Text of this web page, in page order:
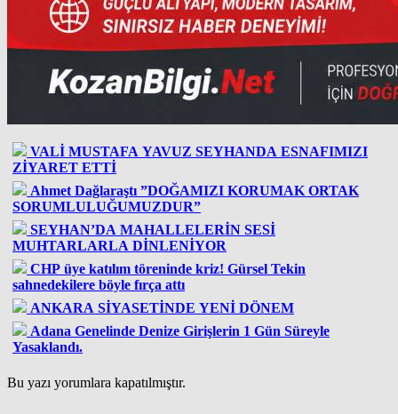
VALİ MUSTAFA YAVUZ SEYHANDA ESNAFIMIZI
ZİYARET ETTİ
Ahmet Dağlaraştı ”DOĞAMIZI KORUMAK ORTAK
SORUMLULUĞUMUZDUR”
SEYHAN’DA MAHALLELERİN SESİ
MUHTARLARLA DİNLENİYOR
CHP üye katılım töreninde kriz! Gürsel Tekin
sahnedekilere böyle fırça attı
ANKARA SİYASETİNDE YENİ DÖNEM
Adana Genelinde Denize Girişlerin 1 Gün Süreyle
Yasaklandı.
Bu yazı yorumlara kapatılmıştır.